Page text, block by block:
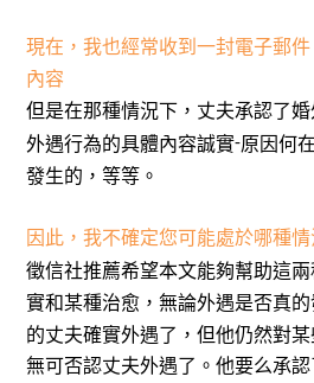
現在，我也經常收到一封電子郵
內容
但是在那種情況下，丈夫承認了
外遇行為的具體內容誠實-原因何
發生的，等等。
因此，我不確定您可能處於哪種
徵信社推薦希望本文能夠幫助這
實和某種治愈，無論外遇是否真
的丈夫確實外遇了，但他仍然對
無可否認丈夫外遇了。他要么承